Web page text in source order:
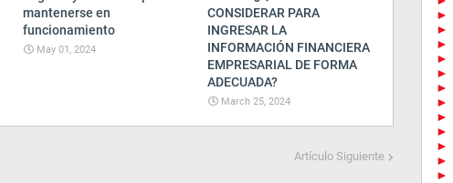
mantenerse en
funcionamiento
May 01, 2024
CONSIDERAR PARA
INGRESAR LA
INFORMACIÓN FINANCIERA
EMPRESARIAL DE FORMA
ADECUADA?
March 25, 2024
Artículo Siguiente
►
►
►
►
►
►
►
►
►
►
►
►